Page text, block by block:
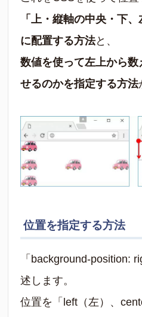
「上・縦軸の中央・下
に配置する方法と、
数値を使って左上から
せるのかを指定する方法
位置を指定する方法
「background-position:
述します。
位置を「left（左）、